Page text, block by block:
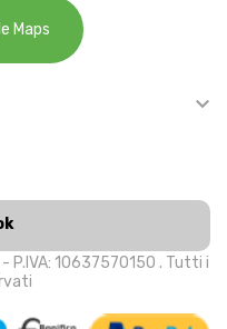
Maps

- P.IVA: 10637570150 . Tutti i